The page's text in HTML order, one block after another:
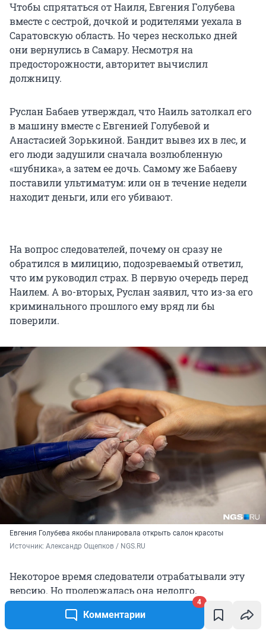
Комментарии
4
Чтобы спрятаться от Наиля, Евгения Голубева
вместе с сестрой, дочкой и родителями уехала в
Саратовскую область. Но через несколько дней
они вернулись в Самару. Несмотря на
предосторожности, авторитет вычислил
должницу.
Руслан Бабаев утверждал, что Наиль затолкал его
в машину вместе с Евгенией Голубевой и
Анастасией Зорькиной. Бандит вывез их в лес, и
его люди задушили сначала возлюбленную
«шубника», а затем ее дочь. Самому же Бабаеву
поставили ультиматум: или он в течение недели
находит деньги, или его убивают.
На вопрос следователей, почему он сразу не
обратился в милицию, подозреваемый ответил,
что им руководил страх. В первую очередь перед
Наилем. А во-вторых, Руслан заявил, что из-за его
криминального прошлого ему вряд ли бы
поверили.
Евгения Голубева якобы планировала открыть салон красоты
Источник: Александр Ощепков / NGS.RU
Некоторое время следователи отрабатывали эту
версию. Но продержалась она недолго.
С одной стороны, у Евгении Голубевой